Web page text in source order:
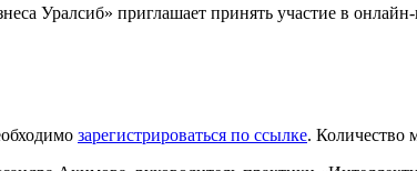
Уралсиб» приглашает принять участие в
зарегистрироваться по ссылке. Количество